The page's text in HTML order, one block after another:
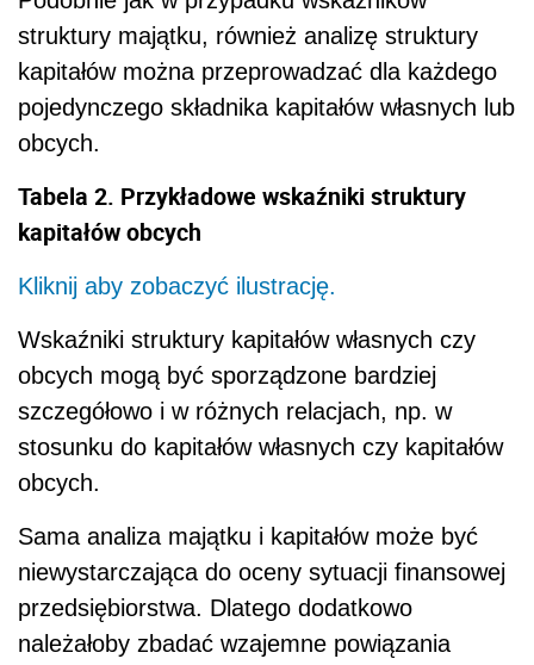
struktury majątku, również analizę struktury
kapitałów można przeprowadzać dla każdego
pojedynczego składnika kapitałów własnych lub
obcych.
Tabela 2. Przykładowe wskaźniki struktury
kapitałów obcych
Kliknij aby zobaczyć ilustrację.
Wskaźniki struktury kapitałów własnych czy
obcych mogą być sporządzone bardziej
szczegółowo i w różnych relacjach, np. w
stosunku do kapitałów własnych czy kapitałów
obcych.
Sama analiza majątku i kapitałów może być
niewystarczająca do oceny sytuacji finansowej
przedsiębiorstwa. Dlatego dodatkowo
należałoby zbadać wzajemne powiązania